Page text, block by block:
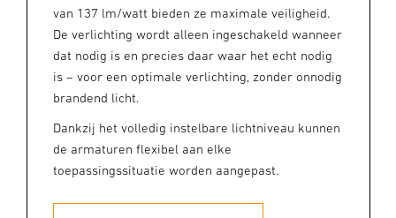
van 137 lm/watt bieden ze maximale veiligheid.
De verlichting wordt alleen ingeschakeld wanneer
dat nodig is en precies daar waar het echt nodig
is – voor een optimale verlichting, zonder onnodig
brandend licht.
Dankzij het volledig instelbare lichtniveau kunnen
de armaturen flexibel aan elke
toepassingssituatie worden aangepast.